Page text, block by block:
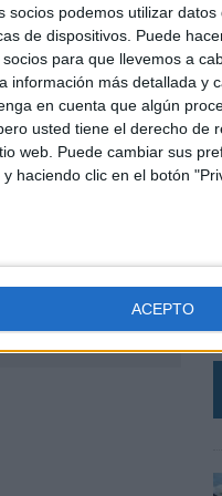
podemos utilizar datos
de dispositivos. Puede
para que llevemos a
información más detallada y
en cuenta que algún
usted tiene el derecho de
web. Puede cambiar sus
haciendo clic en el botón
ACEPTO
con información
es consciente de
eso han
anunciantes
directa. Cada vía
de